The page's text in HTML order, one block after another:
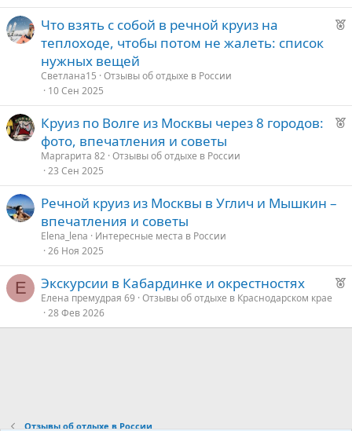
еР
е
н
Что взять с собой в речной круиз на
теплоходе, чтобы потом не жалеть: список
нужных вещей
Светлана15 Отзывы об отдыхе в России
10 Сен 2025
Р
е
Круиз по Волге из Москвы через 8 городов:
фото, впечатления и советы
Маргарита 82 Отзывы об отдыхе в России
23 Сен 2025
Речной круиз из Москвы в Углич и Мышкин –
впечатления и советы
Elena_lena
Интересные места в России
26 Ноя 2025
Е
Р
о
Экскурсии в Кабардинке и окрестностях
Елена премудрая 69 Отзывы об отдыхе в Краснодарском крае
28 Фев 2026
Отзывы об отдыхе в России